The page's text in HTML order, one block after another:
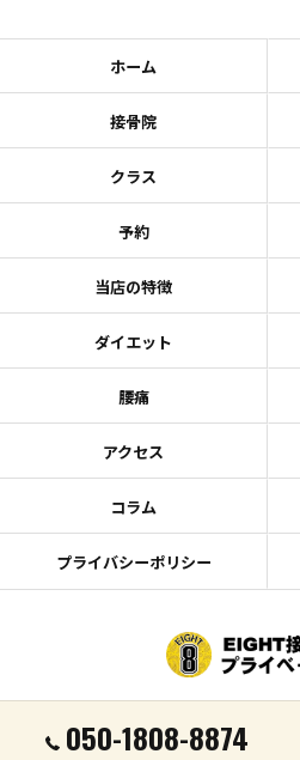
050-1808-8874
ホーム
接骨院
クラス
予約
当店の特徴
ダイエット
腰痛
アクセス
コラム
プライバシーポリシー
© 2026 宮城県仙台のキックボクシングなら
RIGHTS